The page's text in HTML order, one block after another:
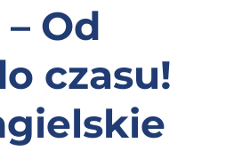
Od
czasu!